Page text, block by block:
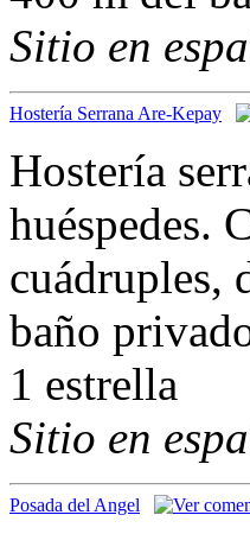
Sitio en
Hostería Serrana Are-Kepay
Hostería
huéspedes.
cuádruples,
baño
1 estrella
Sitio en
Posada del Angel